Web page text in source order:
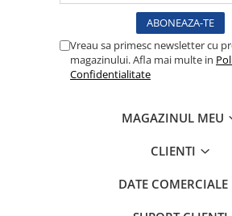
Accesorii pentru perfuzie
Vreau sa primesc newsletter cu
magazinului. Afla mai multe in
Confidentialitate
MAGAZINUL MEU
CLIENTI
DATE COMERCIALE